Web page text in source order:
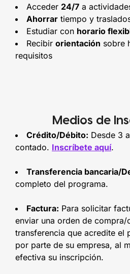
Acceder 24/7 a
Ahorrar tiempo y
Estudiar con horario
Recibir orientación sobre
requisitos
Medios de
Crédito/Débito: Desde 3
contado. Inscríbete aquí.
Transferencia bancaria/
completo del programa.
Factura: Para solicitar
enviar una orden de
transferencia que acredite el
por parte de su empresa, al
efectiva su inscripción.